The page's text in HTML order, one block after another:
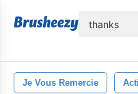
Je Vous Remercie